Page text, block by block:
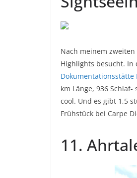
Nach meinem
Highlights besucht. In
Dokumentationsstätte
km Länge, 936
cool. Und es gibt 1,5
Frühstück bei Carpe
11.